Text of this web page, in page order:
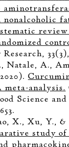
nonalcoholic
33(3),
Natale, A.,
meta-analysis.
Science
X., Xu, Y., &
study